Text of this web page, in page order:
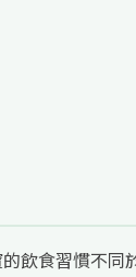
飲食習慣不同